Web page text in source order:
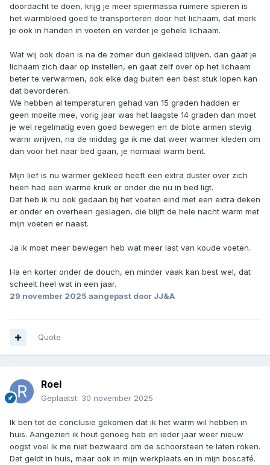
doordacht te doen, krijg je meer spiermassa ruimere spieren is
het warmbloed goed te transporteren door het lichaam, dat merk
je ook in handen in voeten en verder je gehele lichaam.
Wat wij ook doen is na de zomer dun gekleed blijven, dan gaat je
lichaam zich daar op instellen, en gaat zelf over op het lichaam
beter te verwarmen, ook elke dag buiten een best stuk lopen kan
dat bevorderen.
We hebben al temperaturen gehad van 15 graden hadden er
geen moeite mee, vorig jaar was het laagste 14 graden dan moet
je wel regelmatig even goed bewegen en de blote armen stevig
warm wrijven, na de middag ga ik me dat weer warmer kleden om
dan voor het naar bed gaan, je normaal warm bent.
Mijn lief is nu warmer gekleed heeft een extra duster over zich
heen had een warme kruik er onder die nu in bed ligt.
Dat heb ik nu ook gedaan bij het voeten eind met een extra deken
er onder en overheen geslagen, die blijft de hele nacht warm met
mijn voeten er naast.
Ja ik moet meer bewegen heb wat meer last van koude voeten.
Ha en korter onder de douch, en minder vaak kan best wel, dat
scheelt heel wat in een jaar.
29 november 2025 aangepast door JJ&A
Quote
Roel
Geplaatst: 30 november 2025
Ik ben tot de conclusie gekomen dat ik het warm wil hebben in
huis. Aangezien ik hout genoeg heb en ieder jaar weer nieuw
oogst voel ik me niet bezwaard om de schoorsteen te laten roken.
Dat geldt in huis, maar ook in mijn werkplaats en in mijn boscafé.